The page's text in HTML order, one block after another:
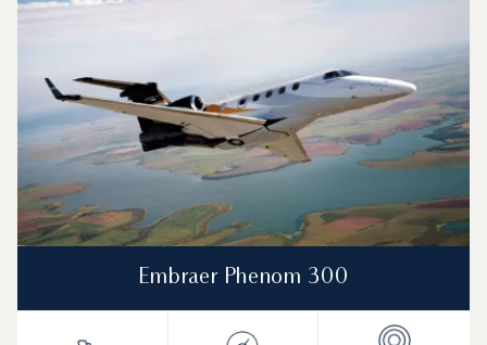
Embraer Phenom 300